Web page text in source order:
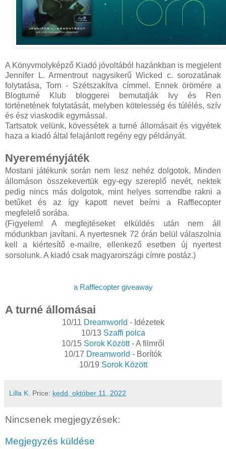
A Könyvmolyképző Kiadó jóvoltából hazánkban is megjelent
Jennifer L. Armentrout nagysikerű Wicked c. sorozatának
folytatása, Torn - Szétszakítva címmel. Ennek örömére a
Blogturné Klub bloggerei bemutatják Ivy és Ren
történetének folytatását, melyben kötelesség és túlélés, szív
és ész viaskodik egymással.
Tartsatok velünk, kövessétek a turné állomásait és vigyétek
haza a kiadó által felajánlott regény egy példányát.
Nyereményjáték
Mostani játékunk során nem lesz nehéz dolgotok. Minden
állomáson összekevertük egy-egy szereplő nevét, nektek
pedig nincs más dolgotok, mint helyes sorrendbe rakni a
betűket és az így kapott nevet beírni a Rafflecopter
megfelelő sorába.
(Figyelem! A megfejtéseket elküldés után nem áll
módunkban javítani. A nyertesnek 72 órán belül válaszolnia
kell a kiértesítő e-mailre, ellenkező esetben új nyertest
sorsolunk. A kiadó csak magyarországi címre postáz.)
a Rafflecopter giveaway
A turné állomásai
10/11 Dreamworld - Idézetek
10/13 Szaffi polca
10/15 Sorok Között- A filmről
10/17 Dreamworld - Borítók
10/19 Sorok Között
Lilla K. Price: kedd, október 11, 2022
Nincsenek megjegyzések:
Megjegyzés küldése